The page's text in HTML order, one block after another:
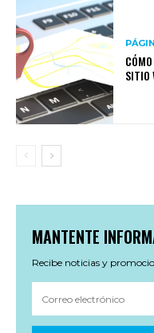
SITIO
MANTENTE
Recibe noticias y